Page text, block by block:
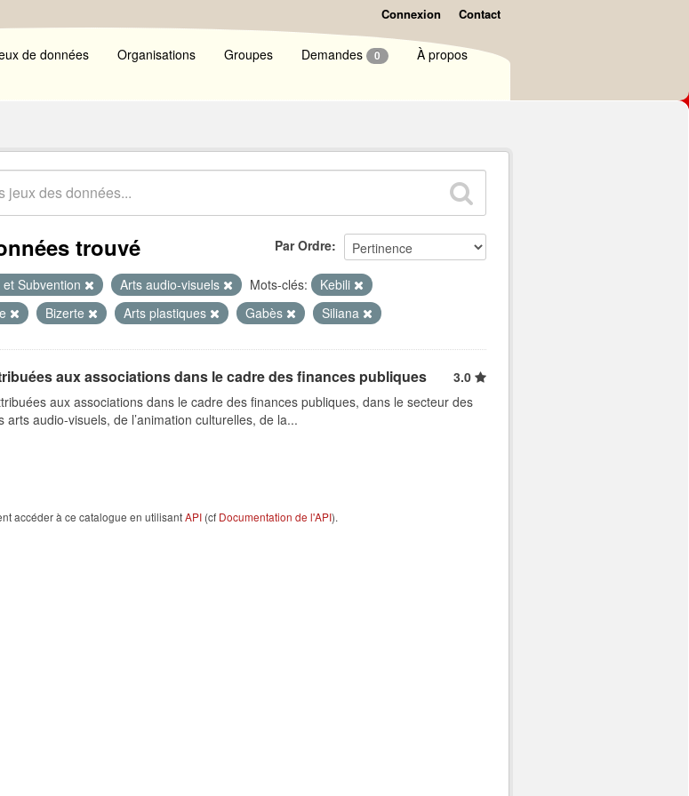
Connexion Contact
de données Organisations Groupes Demandes 0 À propos
Par Ordre
trouvé
et Subvention Arts audio-visuels Mots-clés:
Kebili
Bizerte Arts plastiques Gabès Siliana
aux associations dans le cadre des finances publiques
3.0
aux associations dans le cadre des finances publiques, dans le secteur des
arts audio-visuels, de l’animation culturelles, de la...
accéder à ce catalogue en utilisantAPI (cf Documentation de l'API).